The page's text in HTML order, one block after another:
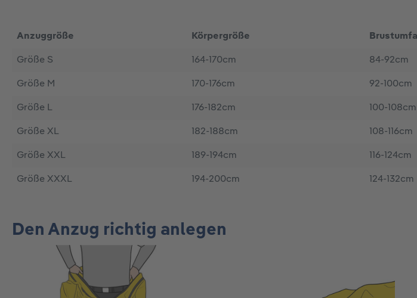
Anzuggröße Körpergröße
Größe S 164-170cm 84-92cm
Größe M 170-176cm 92-100cm
Größe L 176-182cm 100-108cm
Größe XL 182-188cm 108-116cm
Größe XXL 189-194cm 116-124cm
Größe XXXL 194-200cm 124-132cm
Den Anzug richtig anlegen